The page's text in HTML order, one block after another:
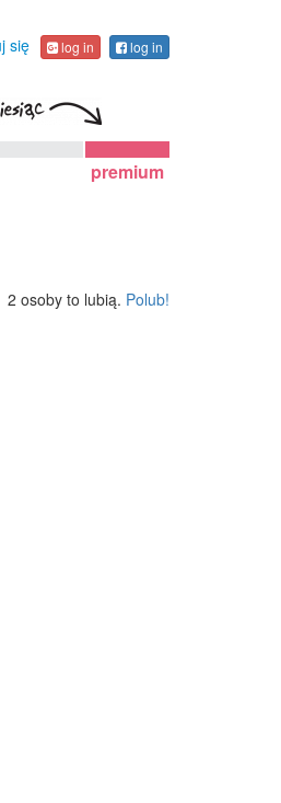
się log in log in
premium
2 osoby to lubią. Polub!